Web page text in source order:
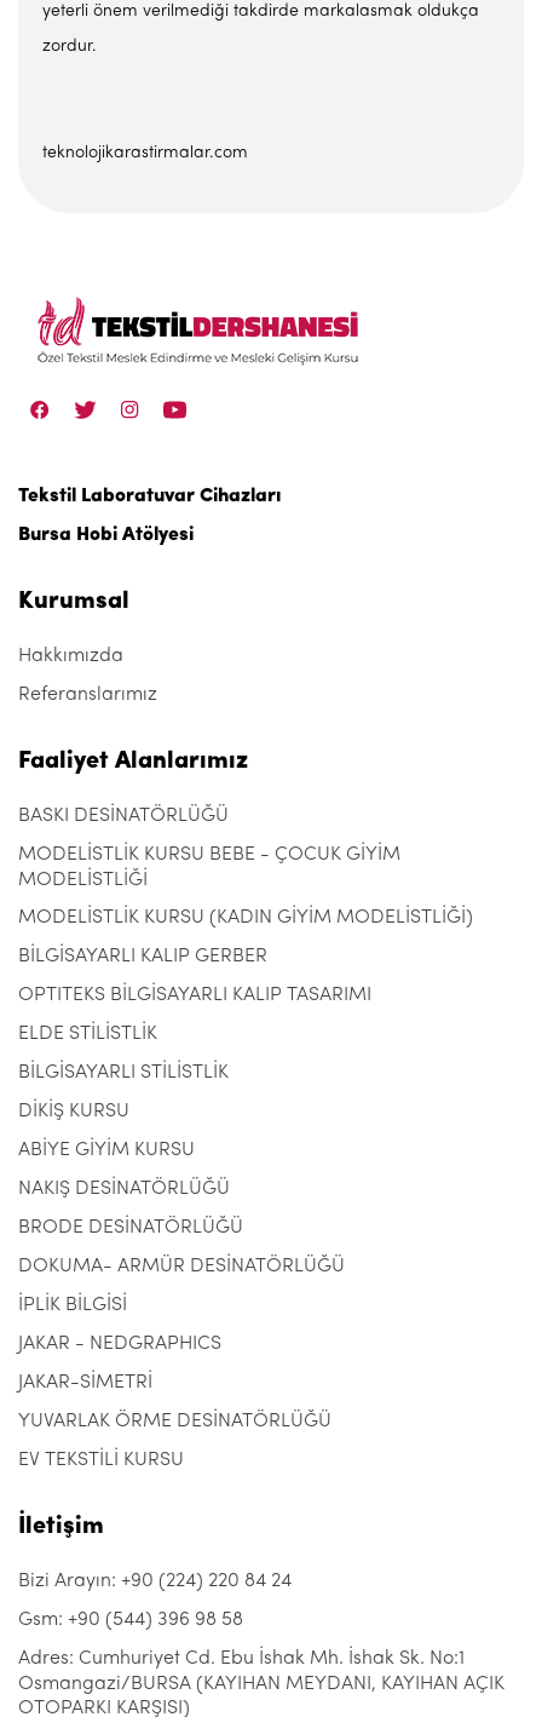
yeterli önem verilmediği takdirde markalasmak oldukça
zordur.
teknolojikarastirmalar.com
Tekstil Laboratuvar Cihazları
Bursa Hobi Atölyesi
Kurumsal
Hakkımızda
Referanslarımız
Faaliyet Alanlarımız
BASKI DESİNATÖRLÜĞÜ
MODELİSTLİK KURSU BEBE - ÇOCUK GİYİM
MODELİSTLİĞİ
MODELİSTLİK KURSU (KADIN GİYİM MODELİSTLİĞİ)
BİLGİSAYARLI KALIP GERBER
OPTITEKS BİLGİSAYARLI KALIP TASARIMI
ELDE STİLİSTLİK
BİLGİSAYARLI STİLİSTLİK
DİKİŞ KURSU
ABİYE GİYİM KURSU
NAKIŞ DESİNATÖRLÜĞÜ
BRODE DESİNATÖRLÜĞÜ
DOKUMA- ARMÜR DESİNATÖRLÜĞÜ
İPLİK BİLGİSİ
JAKAR - NEDGRAPHICS
JAKAR-SİMETRİ
YUVARLAK ÖRME DESİNATÖRLÜĞÜ
EV TEKSTİLİ KURSU
İletişim
Bizi Arayın: +90 (224) 220 84 24
Gsm: +90 (544) 396 98 58
Adres: Cumhuriyet Cd. Ebu İshak Mh. İshak Sk. No:1
Osmangazi/BURSA (KAYIHAN MEYDANI, KAYIHAN AÇIK
OTOPARKI KARŞISI)